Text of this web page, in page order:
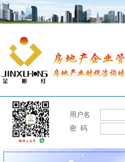
用户名
密 码